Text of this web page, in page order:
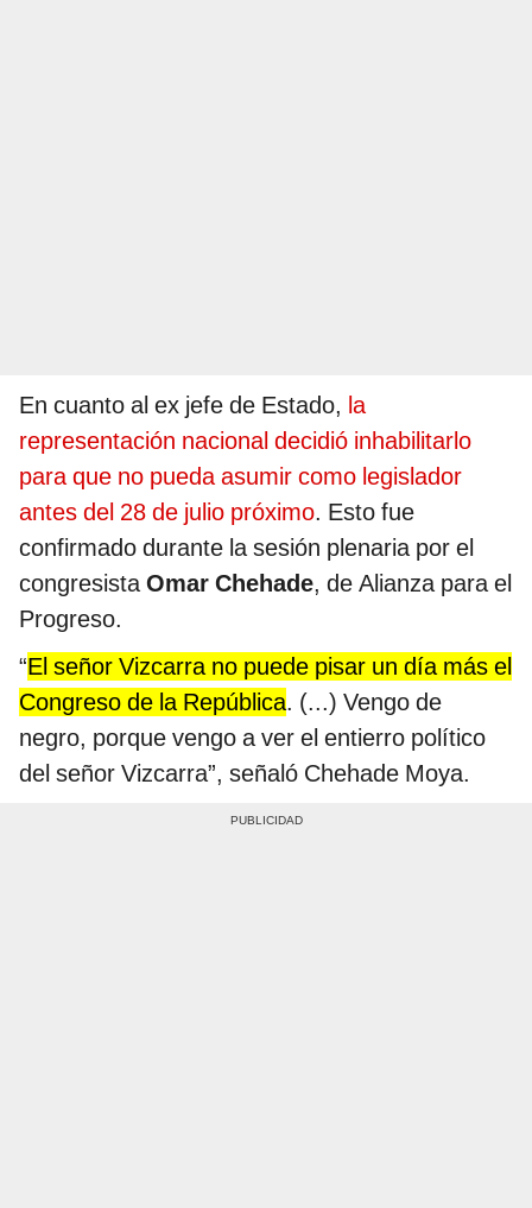
En cuanto al ex jefe de Estado, la
representación nacional decidió inhabilitarlo
para que no pueda asumir como legislador
antes del 28 de julio próximo. Esto fue
confirmado durante la sesión plenaria por el
congresistaOmar Chehade, de Alianza para el
Progreso.
“El señor Vizcarra no puede pisar un día más el
Congreso de la República. (...) Vengo de
negro, porque vengo a ver el entierro político
del señor Vizcarra”, señaló Chehade Moya.